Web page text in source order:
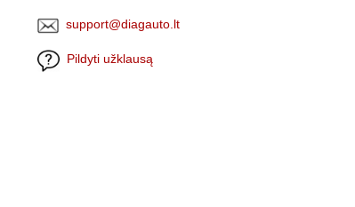
support@diagauto.lt
Pildyti užklausą